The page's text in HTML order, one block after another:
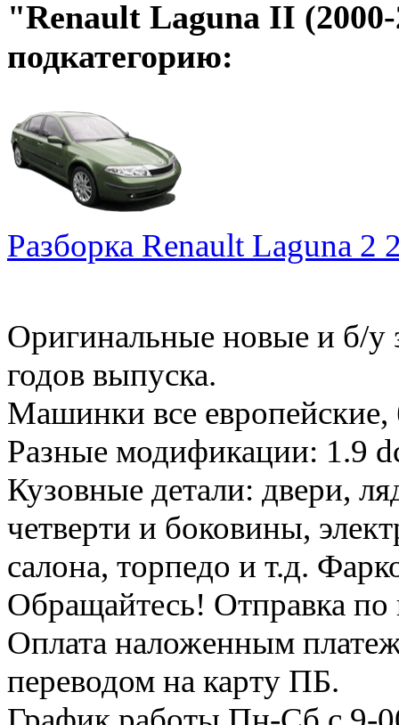
"Renault Laguna II
подкатегорию:
Разборка Renault Laguna 2
Оригинальные новые и б/у
годов выпуска.
Машинки все европейские,
Разные модификации: 1.9
Кузовные детали: двери,
четверти и боковины,
салона, торпедо и т.д.
Обращайтесь! Отправка
Оплата наложенным
переводом на карту ПБ.